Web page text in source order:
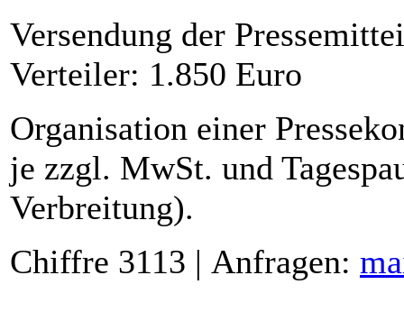
Versendung der
Verteiler: 1.850 Euro
Organisation einer
je zzgl. MwSt. und
Verbreitung).
Chiffre 3113 | Anfragen: